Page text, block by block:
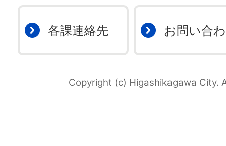
各課連絡先 お問い合
Copyright (c) Higashikagawa City.